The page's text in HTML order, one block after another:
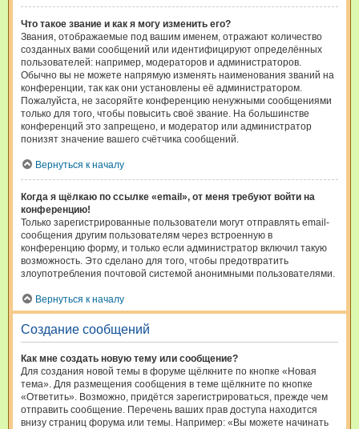
Что такое звание и как я могу изменить его?
Звания, отображаемые под вашим именем, отражают количество
созданных вами сообщений или идентифицируют определённых
пользователей: например, модераторов и администраторов.
Обычно вы не можете напрямую изменять наименования званий на
конференции, так как они установлены её администратором.
Пожалуйста, не засоряйте конференцию ненужными сообщениями
только для того, чтобы повысить своё звание. На большинстве
конференций это запрещено, и модератор или администратор
понизят значение вашего счётчика сообщений.
Вернуться к началу
Когда я щёлкаю по ссылке «email», от меня требуют войти на
конференцию!
Только зарегистрированные пользователи могут отправлять email-
сообщения другим пользователям через встроенную в
конференцию форму, и только если администратор включил такую
возможность. Это сделано для того, чтобы предотвратить
злоупотребления почтовой системой анонимными пользователями.
Вернуться к началу
Создание сообщений
Как мне создать новую тему или сообщение?
Для создания новой темы в форуме щёлкните по кнопке «Новая
тема». Для размещения сообщения в теме щёлкните по кнопке
«Ответить». Возможно, придётся зарегистрироваться, прежде чем
отправить сообщение. Перечень ваших прав доступа находится
внизу страниц форума или темы. Например: «Вы можете начинать